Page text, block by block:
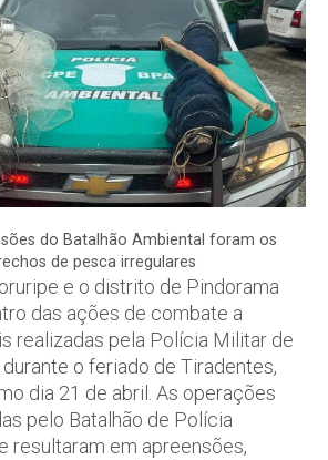
do Batalhão Ambiental foram os
de pesca irregulares
e o distrito de Pindorama
das ações de combate a
realizadas pela Polícia Militar de
o feriado de Tiradentes,
dia 21 de abril. As operações
pelo Batalhão de Polícia
resultaram em apreensões,